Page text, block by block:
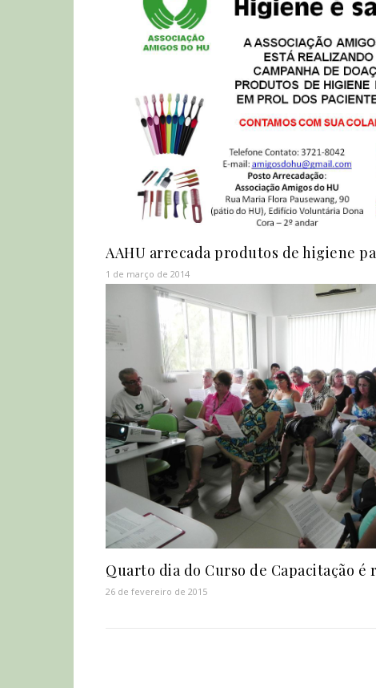
AAHU arrecada produtos de higiene
1 de março de 2014
Quarto dia do Curso de Capacitação
26 de fevereiro de 2015